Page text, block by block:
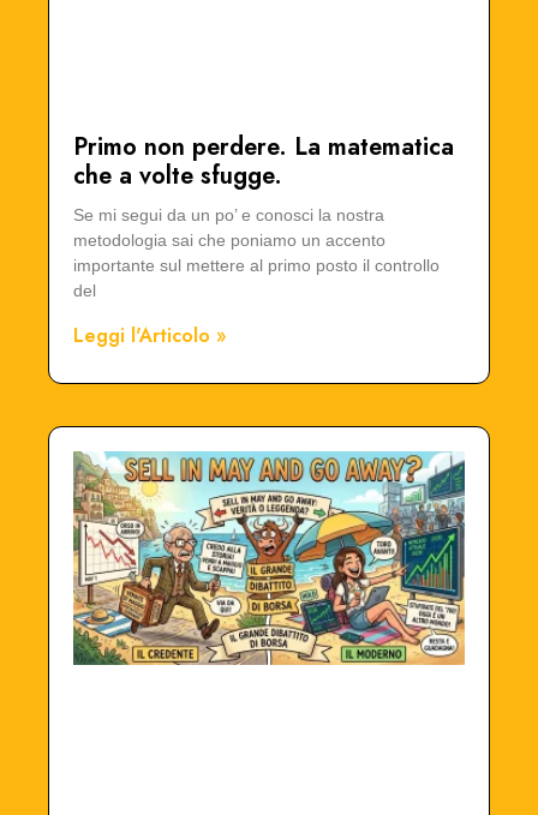
Primo non perdere. La matematica
che a volte sfugge.
Se mi segui da un po’ e conosci la nostra
metodologia sai che poniamo un accento
importante sul mettere al primo posto il controllo
del
Leggi l'Articolo »